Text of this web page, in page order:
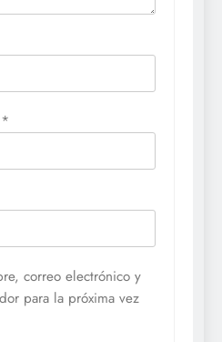
*
correo electrónico y
para la próxima vez